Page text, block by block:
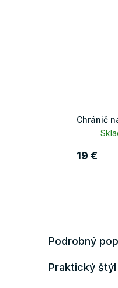
Chránič
19 €
Podrobný
Praktický